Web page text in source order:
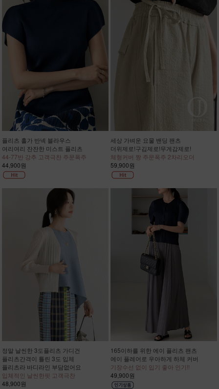
플리츠 홀가 반넥 블라우스
여리여리 잔잔한 미스트 플리츠
44-77반 강추 고객극찬 주문폭주
44,900원
세상 가벼운 요물 밴딩 팬츠
더위제로!구김제로!무게감제로!
체형커버 짱 주문폭주 2차리오더
59,900원
정말 날씬한 3도플리츠 가디건
플리츠간격이 틀린 3도 입체
플리츠라 바디라인 부담없어요
입체적인 날씬한핏 고객극찬
48,900원
165이하를 위한 에이 플리츠 팬츠
에이 플레어로 우아하게 하체 커버
기장수선 없이 입기 좋아 인기!!
49,900원